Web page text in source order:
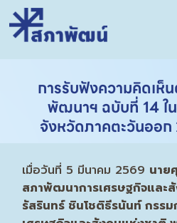
การรับฟังความคิดเห็
พัฒนาฯ ฉบับที่ 14 ใ
จังหวัดภาคตะวันออ
เมื่อวันที่ 5 มีนาคม 2569 นาย
สภาพัฒนาการเศรษฐกิจและ
รัสรินทร์ ชินโชติธีรนันท์ กรร